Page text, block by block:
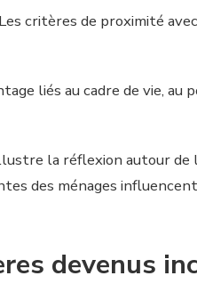
critères de proximité
liés au cadre de vie,
la réflexion autour de
des ménages
devenus